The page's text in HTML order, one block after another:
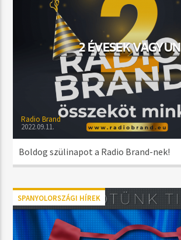
LOVE IS GONE (THE REAL CLUB
DAVID GUETTA
MŰSOR ADÁSBAN
DAYTIME
06:00 17:59
Radio Brand
2 ÉVESEK
Radio Brand
2022.09.11.
Boldog szülinapot a Radio Brand-nek!
SPANYOLORSZÁGI HÍREK